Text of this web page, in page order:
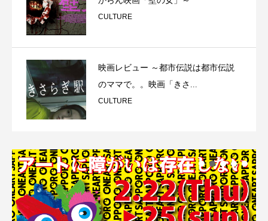
CULTURE
映画レビュー ～都市伝説は都市伝説
のママで。。映画「きさ...
CULTURE